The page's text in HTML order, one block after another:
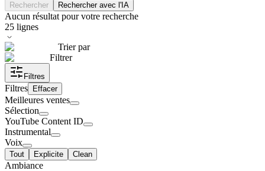
Rechercher Rechercher avec l'IA
Aucun résultat pour votre recherche
25 lignes
Trier par
Filtrer
Filtres
Filtres Effacer
Meilleures ventes
Sélection
YouTube Content ID
Instrumental
Voix
Tout Explicite Clean
Ambiance